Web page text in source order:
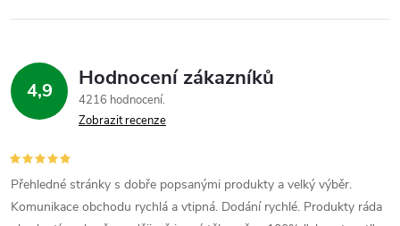
4,9 Hodnocení zákazníků
4216 hodnocení
Zobrazit recenze
Přehledné stránky s dobře popsanými produkty a velký výběr.
Komunikace obchodu rychlá a vtipná. Dodání rychlé. Produkty ráda